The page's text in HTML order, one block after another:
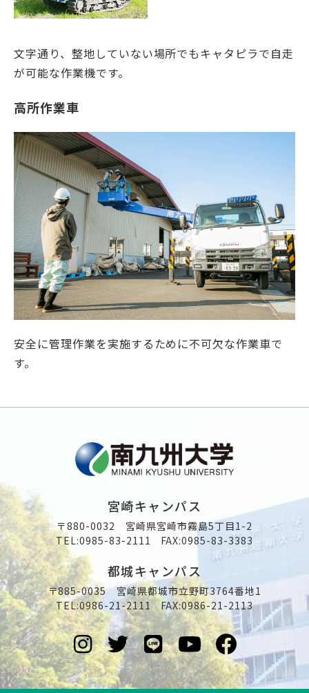
文字通り、整地していない場所でもキャタピラで自走
が可能な作業機です。
高所作業車
安全に管理作業を実施するために不可欠な作業車で
す。
宮崎キャンパス
〒880-0032 宮崎県宮崎市霧島5丁目1-2
TEL:0985-83-2111 FAX:0985-83-3383
都城キャンパス
〒885-0035 宮崎県都城市立野町3764番地1
TEL:0986-21-2111 FAX:0986-21-2113